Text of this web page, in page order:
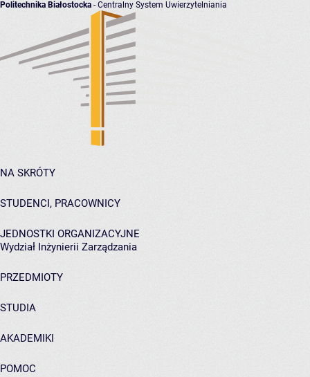
Politechnika Białostocka - Centralny System Uwierzytelniania
NA SKRÓTY
STUDENCI, PRACOWNICY
JEDNOSTKI ORGANIZACYJNE
Wydział Inżynierii Zarządzania
PRZEDMIOTY
STUDIA
AKADEMIKI
POMOC